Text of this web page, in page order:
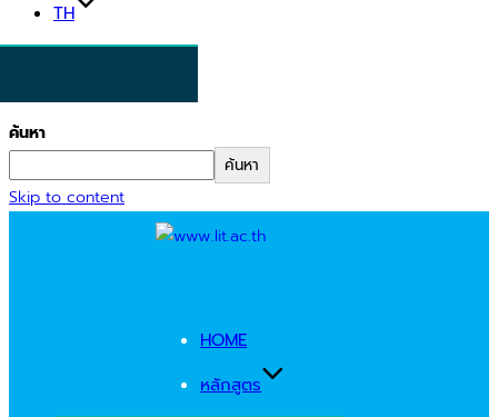
TH
ค้นหา
ค้นหา
Skip to content
HOME
หลักสูตร